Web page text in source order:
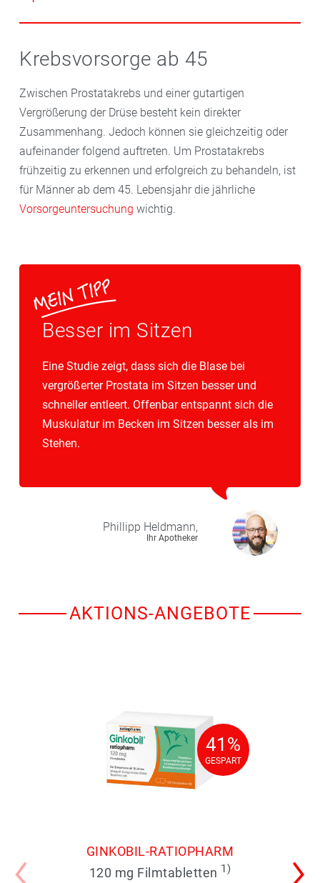
mit Extrakten aus Sägepalme-Früchten und
Brennessel-Wurzeln. Sie sollen Hormone hemmen, die
entspannen. Auch Kürbissamen werden bei leichten
Gramm Kürbiskerne täglich werden empfohlen.
Zudem gibt es Fertigpräparate mit Kürbissamen-
Es gibt verschiedene Operationstechniken, um
bei starken Beschwerden und häufigen Infektionen
infrage. Als Nebenwirkung kann es jedoch zu
Störungen beim Samenerguss kommen. Eine
Inkontinenz oder Erektionsstörungen sind dagegen
selten.
Krebsvorsorge ab 45
Zwischen Prostatakrebs und einer gutartigen
Vergrößerung der Drüse besteht kein direkter
Zusammenhang. Jedoch können sie gleichzeitig oder
aufeinander folgend auftreten. Um Prostatakrebs
frühzeitig zu erkennen und erfolgreich zu behandeln, ist
für Männer ab dem 45. Lebensjahr die jährliche
Vorsorgeuntersuchung wichtig.
Besser im Sitzen
Eine Studie zeigt, dass sich die Blase bei
vergrößerter Prostata im Sitzen besser und
schneller entleert. Offenbar entspannt sich die
Muskulatur im Becken im Sitzen besser als im
Stehen.
Phillipp Heldmann,
Ihr Apotheker
AKTIONS-ANGEBOTE
41%
GESPART
41%
GESPART
GINKOBIL-RATIOPHARM
120 mg Filmtabletten 1)